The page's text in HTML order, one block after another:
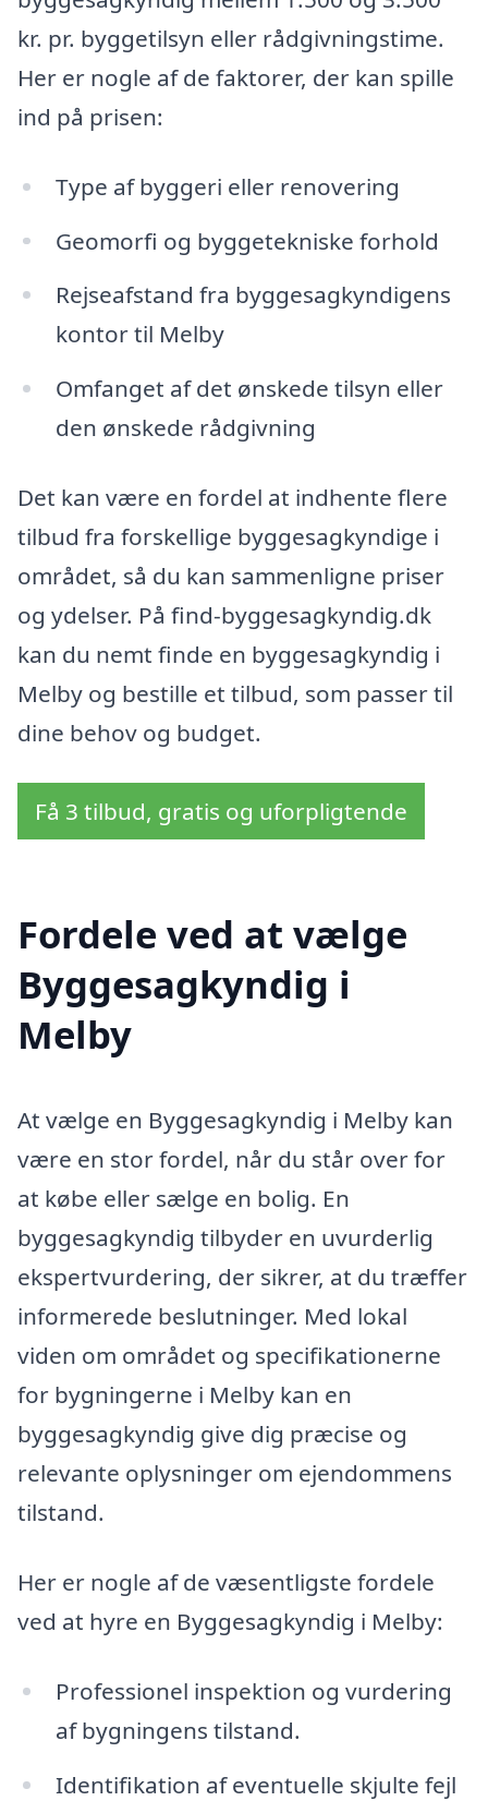
kr. pr. byggetilsyn eller rådgivningstime.
Her er nogle af de faktorer, der kan spille
ind på prisen:
Type af byggeri eller renovering
Geomorfi og byggetekniske forhold
Rejseafstand fra byggesagkyndigens
kontor til Melby
Omfanget af det ønskede tilsyn eller
den ønskede rådgivning
Det kan være en fordel at indhente flere
tilbud fra forskellige byggesagkyndige i
området, så du kan sammenligne priser
og ydelser. På find-byggesagkyndig.dk
kan du nemt finde en byggesagkyndig i
Melby og bestille et tilbud, som passer til
dine behov og budget.
Få 3 tilbud, gratis og uforpligtende
Fordele ved at vælge
Byggesagkyndig i
Melby
At vælge en Byggesagkyndig i Melby kan
være en stor fordel, når du står over for
at købe eller sælge en bolig. En
byggesagkyndig tilbyder en uvurderlig
ekspertvurdering, der sikrer, at du træffer
informerede beslutninger. Med lokal
viden om området og specifikationerne
for bygningerne i Melby kan en
byggesagkyndig give dig præcise og
relevante oplysninger om ejendommens
tilstand.
Her er nogle af de væsentligste fordele
ved at hyre en Byggesagkyndig i Melby:
Professionel inspektion og vurdering
af bygningens tilstand.
Identifikation af eventuelle skjulte fejl